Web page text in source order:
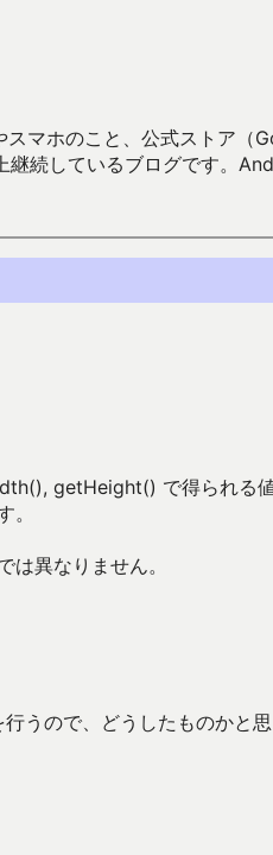
マホのこと、公式ストア
継続しているブログです。
getHeight() で得られる
。
異なりません。
うので、どうしたものかと思